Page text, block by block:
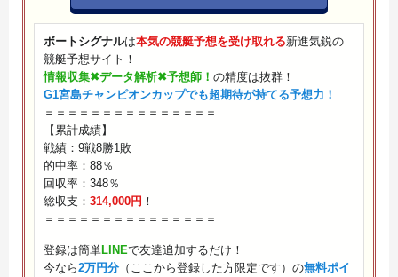
ボートシグナルは本気の競艇予想を受け取れる新進気鋭の
競艇予想サイト！
情報収集✖︎データ解析✖︎予想師！ の精度は抜群！
G1宮島チャンピオンカップでも超期待が持てる予想力！
＝＝＝＝＝＝＝＝＝＝＝＝＝＝＝
【累計成績】
戦績：9戦8勝1敗
的中率：88％
回収率：348％
総収支： 314,000円 ！
＝＝＝＝＝＝＝＝＝＝＝＝＝＝＝
登録は簡単LINEで友達追加するだけ！
今なら2万円分 （ここから登録した方限定です）の無料ポイ